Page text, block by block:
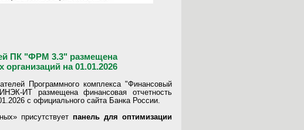
ПК "ФРМ 3.3" размещена
на 01.01.2026
Программного комплекса "Финансовый
ИТ размещена финансовая отчетность
с официального сайта Банка России.
присутствует панель для оптимизации